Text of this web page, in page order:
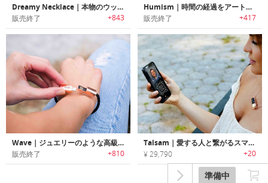
準備中
Dreamy Necklace｜本物のウッドや花弁を使用したアーティスティックなネックレス
販売終了 +843
Humism｜時間の経過をアートで表現するキネティックアートオートマチック時計「ヒューミズム」
販売終了 +417
Wave｜ジュエリーのような高級感のあるブレスレットデザイン充電ケーブル「ウェーブ」
販売終了 +810
Talsam｜愛する人と繋がるスマートジュエリー「トーサム」
¥ 29,790 +20